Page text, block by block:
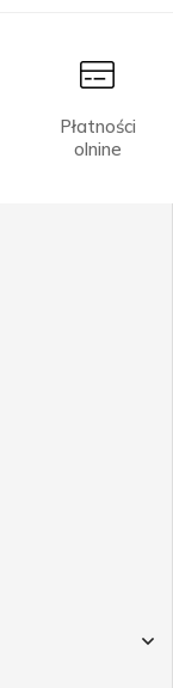
Płatności
olnine